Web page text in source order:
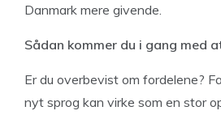
Danmark mere givende.
Sådan kommer du i gang med
Er du overbevist om fordelene?
nyt sprog kan virke som en stor